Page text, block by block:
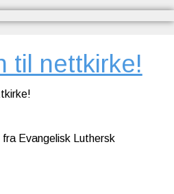
til nettkirke!
Evangelisk Luthersk